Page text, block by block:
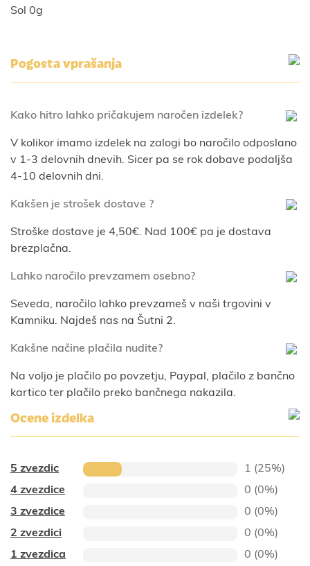
Sol 0g
Pogosta vprašanja
Kako hitro lahko pričakujem naročen izdelek?
V kolikor imamo izdelek na zalogi bo naročilo odposlano
v 1-3 delovnih dnevih. Sicer pa se rok dobave podaljša
4-10 delovnih dni.
Kakšen je strošek dostave ?
Stroške dostave je 4,50€. Nad 100€ pa je dostava
brezplačna.
Lahko naročilo prevzamem osebno?
Seveda, naročilo lahko prevzameš v naši trgovini v
Kamniku. Najdeš nas na Šutni 2.
Kakšne načine plačila nudite?
Na voljo je plačilo po povzetju, Paypal, plačilo z bančno
kartico ter plačilo preko bančnega nakazila.
Ocene izdelka
5 zvezdic
1 (25%)
4 zvezdice
0 (0%)
3 zvezdice
0 (0%)
2 zvezdici
0 (0%)
1 zvezdica
0 (0%)